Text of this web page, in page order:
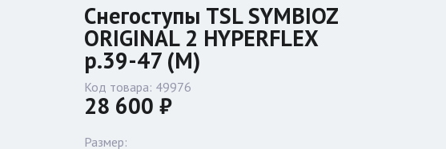
Снегоступы TSL SYMBIOZ
ORIGINAL 2 HYPERFLEX
р.39-47 (M)
Код товара: 49976
28 600 ₽
Размер: